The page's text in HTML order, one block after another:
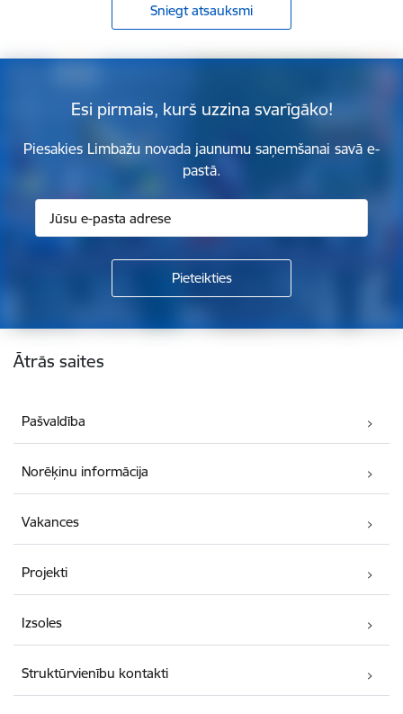
Sniegt atsauksmi
Esi pirmais, kurš uzzina svarīgāko!
Piesakies Limbažu novada jaunumu saņemšanai savā e-
pastā.
Kājene
Ātrās saites
Pašvaldība
Norēķinu informācija
Vakances
Projekti
Izsoles
Struktūrvienību kontakti